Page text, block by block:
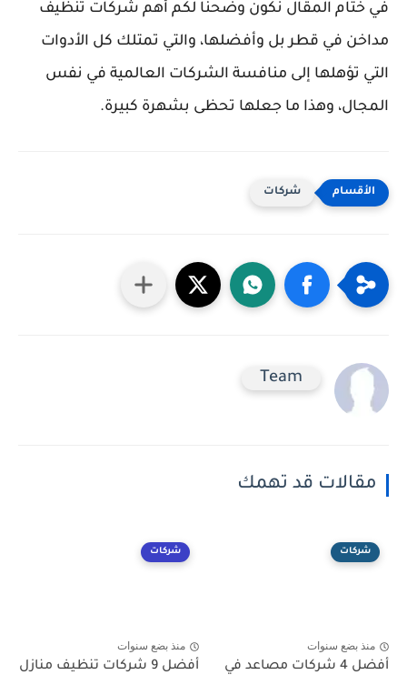
في ختام المقال نكون وضحنا لكم أهم شركات تنظيف
مداخن في قطر بل وأفضلها، والتي تمتلك كل الأدوات
التي تؤهلها إلى منافسة الشركات العالمية في نفس
المجال، وهذا ما جعلها تحظى بشهرة كبيرة.
شركات
Team
مقالات قد تهمك
شركات
منذ بضع سنوات
أفضل 4 شركات مصاعد في
شركات
منذ بضع سنوات
أفضل 9 شركات تنظيف منازل